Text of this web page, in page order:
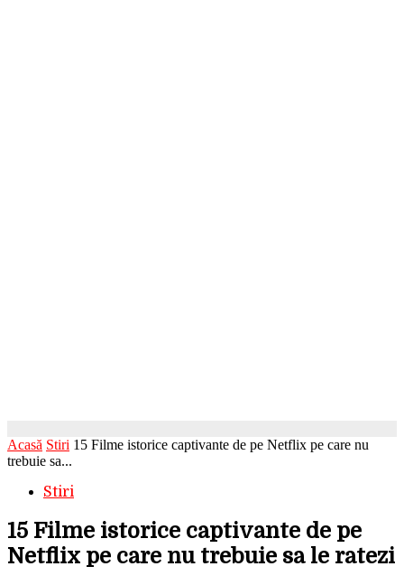
Acasă Stiri 15 Filme istorice captivante de pe Netflix pe care nu
trebuie sa...
Stiri
15 Filme istorice captivante de pe
Netflix pe care nu trebuie sa le ratezi